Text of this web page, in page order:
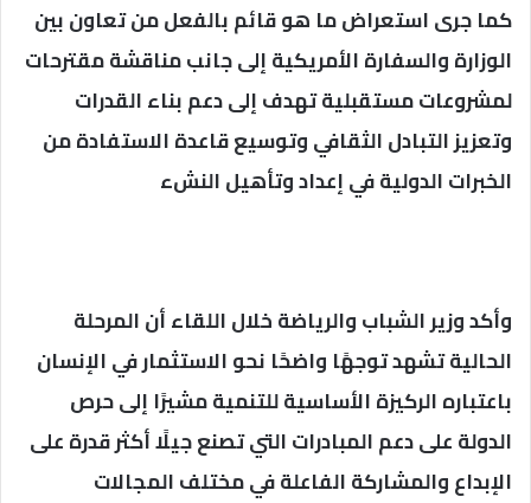
كما جرى استعراض ما هو قائم بالفعل من تعاون بين
الوزارة والسفارة الأمريكية إلى جانب مناقشة مقترحات
لمشروعات مستقبلية تهدف إلى دعم بناء القدرات
وتعزيز التبادل الثقافي وتوسيع قاعدة الاستفادة من
الخبرات الدولية في إعداد وتأهيل النشء
وأكد وزير الشباب والرياضة خلال اللقاء أن المرحلة
الحالية تشهد توجهًا واضحًا نحو الاستثمار في الإنسان
باعتباره الركيزة الأساسية للتنمية مشيرًا إلى حرص
الدولة على دعم المبادرات التي تصنع جيلًا أكثر قدرة على
الإبداع والمشاركة الفاعلة في مختلف المجالات